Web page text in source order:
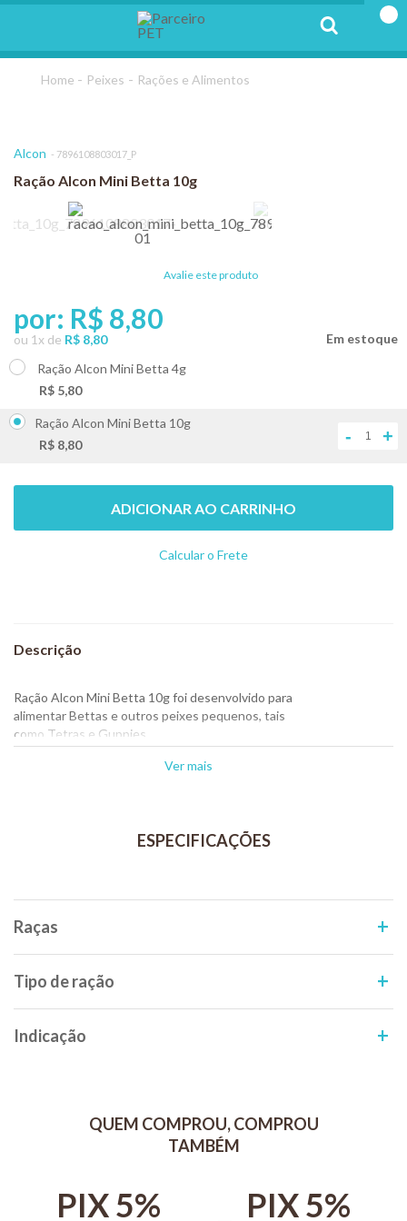
Peixes Rações e Alimentos
Avalie este produto
Alcon 7896108803017_P
Ração Alcon Mini Betta 10g
por: R$ 8,80
ou 1 x de R$ 8,80
Ração Alcon Mini Betta 4g
R$ 5,80
Ração Alcon Mini Betta 10g
R$ 8,80
- +
ADICIONAR AO CARRINHO
Calcular o Frete
Não sei meu CEP
Ração Alcon Mini Betta 10g foi desenvolvido para
alimentar Bettas e outros peixes pequenos, tais
como Tetras e Guppies.
Seu balanceamento garante o suprimento ideal de nutrientes
texturizada de soja, leveduras, farinha de lula, proteína isolada de
soja, óleo de soja refinado, spirulina desidratada, premix vitamínico
Espécies doadoras de gene: Agrobacterium tumefaciens, Bacillus
thuringiensis,Streptomyces viridochromogenes.
máximo 5 minutos.
O ideal é que a ração seja oferecida várias vezes ao dia, mas quando
duas vezes ao dia.
Ver mais
Raças
Tipo de ração
Indicação
QUEM COMPROU, COMPROU
TAMBÉM
PIX 5% PIX 5%